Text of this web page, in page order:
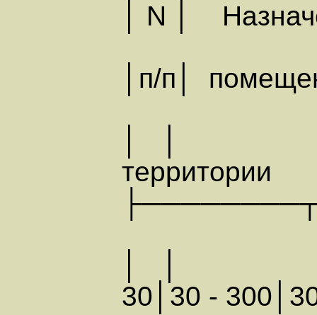
│ N │
│п/п│
территории
30│30 -